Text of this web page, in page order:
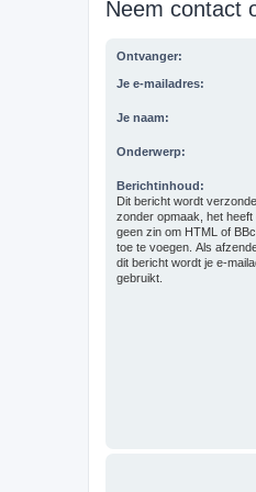
Neem contact
Ontvanger:
Je e-mailadres:
Je naam:
Onderwerp:
Berichtinhoud:
Dit bericht wordt
zonder opmaak, het heeft
geen zin om HTML of
toe te voegen. Als
dit bericht wordt je e-
gebruikt.